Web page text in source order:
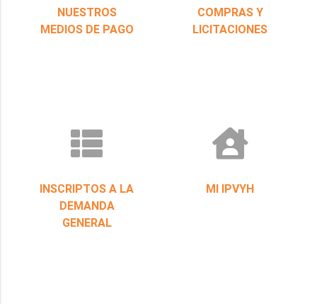
NUESTROS
MEDIOS DE PAGO
COMPRAS Y
LICITACIONES
INSCRIPTOS A LA
DEMANDA
GENERAL
MI IPVYH